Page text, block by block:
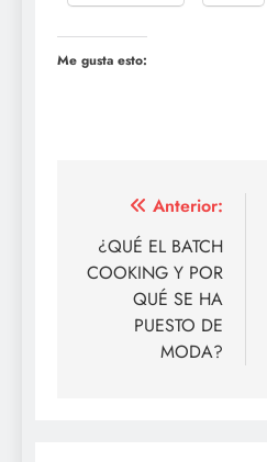
Me gusta esto:
Navegación
de
entradas
Anterior:
¿QUÉ EL BATCH
COOKING Y POR
QUÉ SE HA
PUESTO DE
MODA?